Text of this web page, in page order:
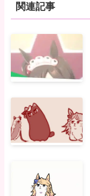
関連記事